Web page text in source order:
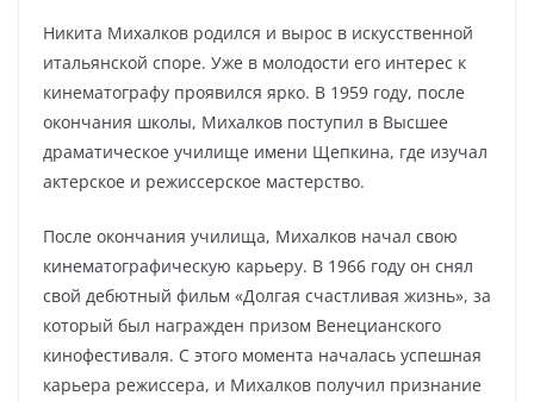
Никита Михалков родился и вырос в искусственной
итальянской споре. Уже в молодости его интерес к
кинематографу проявился ярко. В 1959 году, после
окончания школы, Михалков поступил в Высшее
драматическое училище имени Щепкина, где изучал
актерское и режиссерское мастерство.
После окончания училища, Михалков начал свою
кинематографическую карьеру. В 1966 году он снял
свой дебютный фильм «Долгая счастливая жизнь», за
который был награжден призом Венецианского
кинофестиваля. С этого момента началась успешная
карьера режиссера, и Михалков получил признание